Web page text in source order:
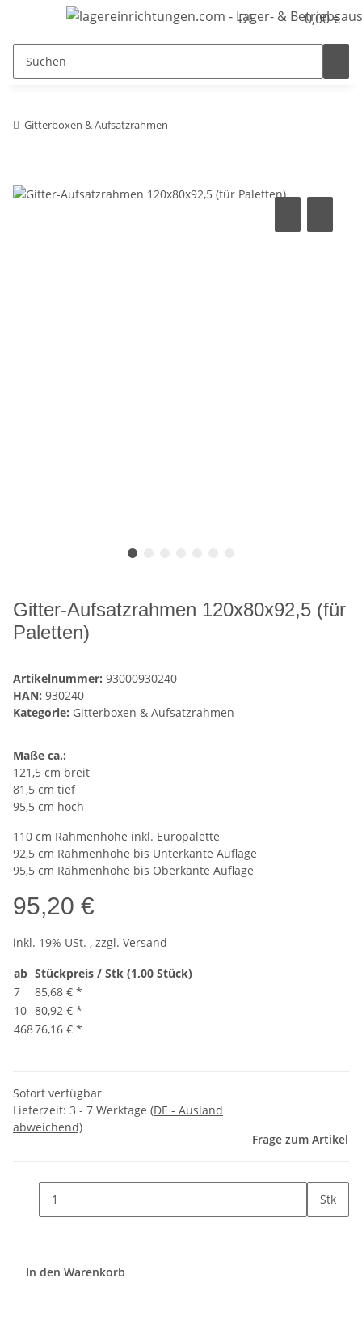
DE 0,00 €
Gitterboxen & Aufsatzrahmen
Gitter-Aufsatzrahmen 120x80x92,5 (für
Paletten)
Artikelnummer: 93000930240
HAN: 930240
Kategorie: Gitterboxen & Aufsatzrahmen
Maße ca.:
121,5 cm breit
81,5 cm tief
95,5 cm hoch
110 cm Rahmenhöhe inkl. Europalette
92,5 cm Rahmenhöhe bis Unterkante Auflage
95,5 cm Rahmenhöhe bis Oberkante Auflage
95,20 €
inkl. 19% USt. , zzgl. Versand
ab Stückpreis / Stk (1,00 Stück)
7
85,68 € *
10 80,92 € *
46876,16 € *
Sofort verfügbar
Lieferzeit: 3 - 7 Werktage (DE - Ausland
abweichend)
Frage zum Artikel
Stk
In den Warenkorb